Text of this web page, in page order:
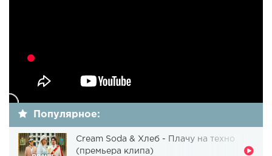
Популярное:
Cream Soda & Хлеб - Плачу на техно
(премьера клипа)